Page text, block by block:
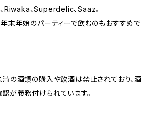
Riwaka、Superdelic、Saaz。
年末年始のパーティーで飲むのもおすすめで
の酒類の購入や飲酒は禁止されており、酒
が義務付けられています。